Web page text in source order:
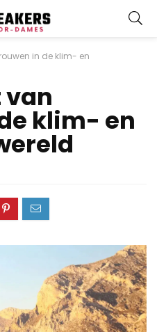
in de klim- en
klim- en